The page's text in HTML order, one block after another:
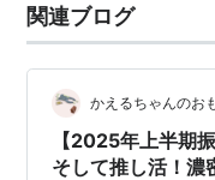
められました。 かか
てもらいました。
関連ブログ
かえるちゃんのお
【2025年上半期
そして推し活！濃